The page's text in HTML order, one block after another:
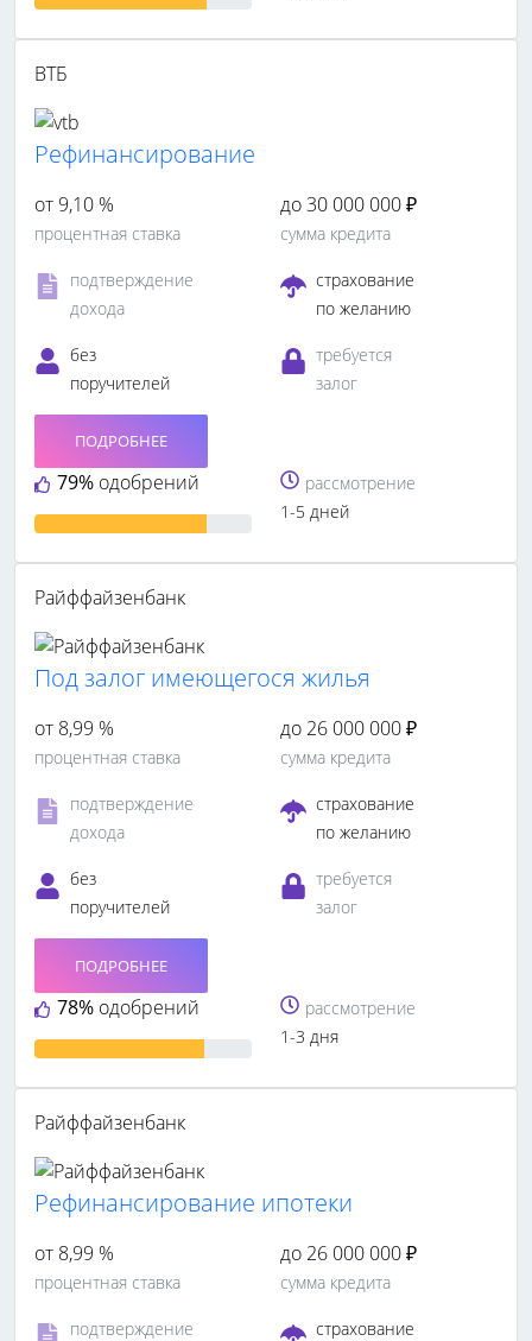
ВТБ
Рефинансирование
от 9,10 %
процентная ставка
до 30 000 000 ₽
сумма кредита
подтверждение
дохода
страхование
по желанию
без
поручителей
требуется
залог
79% одобрений
ПОДРОБНЕЕ
рассмотрение
1-5 дней
Райффайзенбанк
Под залог имеющегося жилья
от 8,99 %
процентная ставка
до 26 000 000 ₽
сумма кредита
подтверждение
дохода
страхование
по желанию
без
поручителей
требуется
залог
78% одобрений
ПОДРОБНЕЕ
рассмотрение
1-3 дня
Райффайзенбанк
Рефинансирование ипотеки
от 8,99 %
процентная ставка
до 26 000 000 ₽
сумма кредита
подтверждение
страхование